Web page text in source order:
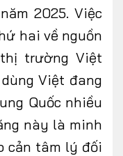
2025. Việc
hai về nguồn
trường Việt
Việt đang
Quốc nhiều
này là minh
cản tâm lý đối